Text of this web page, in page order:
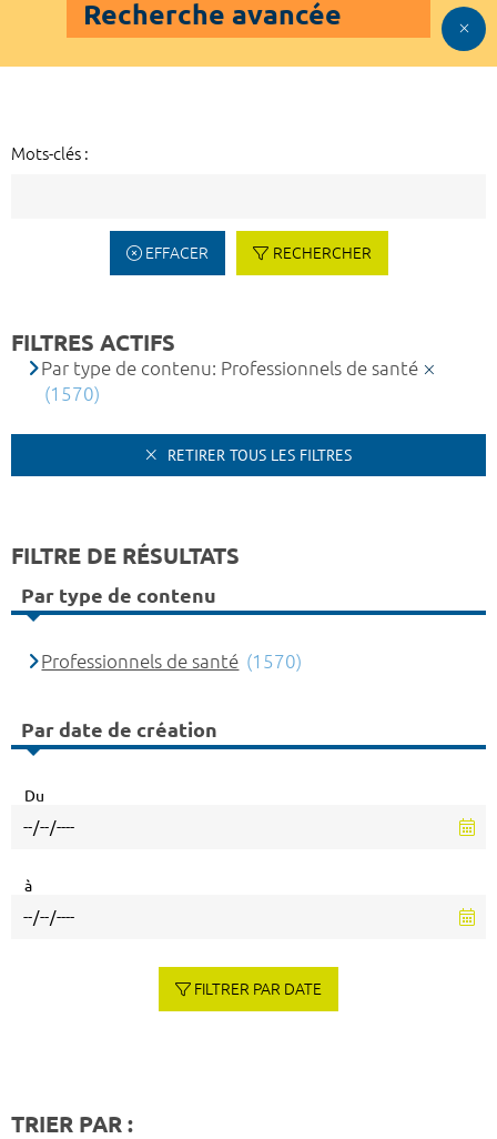
Recherche avancée
Mots-clés :
EFFACER RECHERCHER
FILTRES ACTIFS
Par type de contenu: Professionnels de santé
(1570)
RETIRER TOUS LES FILTRES
FILTRE DE RÉSULTATS
Par type de contenu
Professionnels de santé (1570)
Par date de création
Du
à
FILTRER PAR DATE
TRIER PAR :